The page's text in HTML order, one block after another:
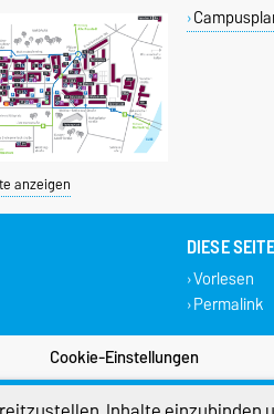
anzeigen
DIESE SEITE
Vorlesen
Permalink
Cookie-Einstellungen